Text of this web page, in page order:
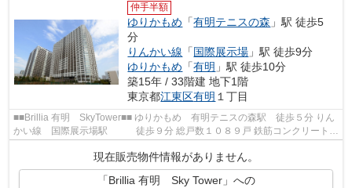
仲手半額
ゆりかもめ 「有明テニスの森 」駅 徒歩5
分
りんかい線 「国際展示場 」駅 徒歩9分
ゆりかもめ 「有明 」駅 徒歩10分
築15年 / 33階建 地下1階
東京都江東区有明 １丁目
■■Brillia 有明 SkyTower■■ ゆりかもめ 有明テニスの森駅 徒歩５分 りん
かい線 国際展示場駅 徒歩９分 総戸数１０８９戸 鉄筋コンクリート造
地下１階地上３３階建 平成２２...
現在販売物件情報がありません。
「Brillia 有明 Sky Tower」への